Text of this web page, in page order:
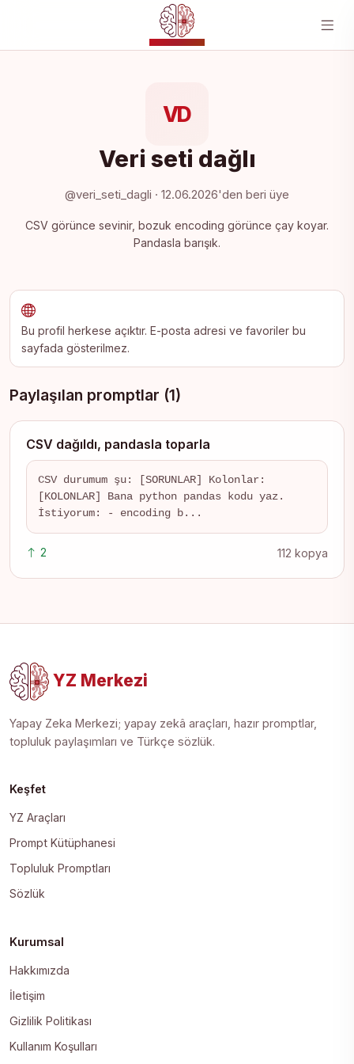
VD
Veri seti dağlı
@veri_seti_dagli · 12.06.2026'den beri üye
CSV görünce sevinir, bozuk encoding görünce çay koyar.
Pandasla barışık.
Bu profil herkese açıktır. E-posta adresi ve favoriler bu
sayfada gösterilmez.
Paylaşılan promptlar (1)
CSV dağıldı, pandasla toparla
CSV durumum şu: [SORUNLAR] Kolonlar:
[KOLONLAR] Bana python pandas kodu yaz.
İstiyorum: - encoding b...
2 112 kopya
YZ Merkezi
Yapay Zeka Merkezi; yapay zekâ araçları, hazır promptlar,
topluluk paylaşımları ve Türkçe sözlük.
Keşfet
YZ Araçları
Prompt Kütüphanesi
Topluluk Promptları
Sözlük
Kurumsal
Hakkımızda
İletişim
Gizlilik Politikası
Kullanım Koşulları